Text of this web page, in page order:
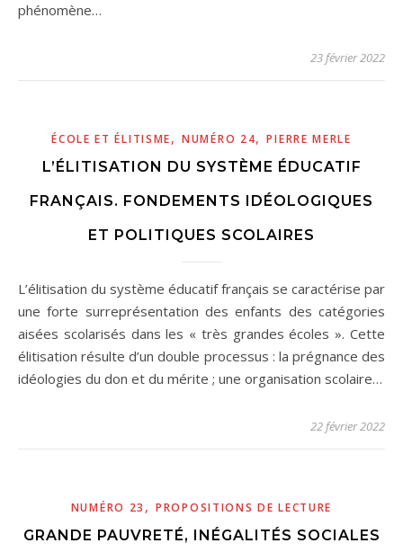
phénomène…
23 février 2022
ÉCOLE ET ÉLITISME,NUMÉRO 24,PIERRE MERLE
L’ÉLITISATION DU SYSTÈME ÉDUCATIF
FRANÇAIS. FONDEMENTS IDÉOLOGIQUES
ET POLITIQUES SCOLAIRES
L’élitisation du système éducatif français se caractérise par
une forte surreprésentation des enfants des catégories
aisées scolarisés dans les « très grandes écoles ». Cette
élitisation résulte d’un double processus : la prégnance des
idéologies du don et du mérite ; une organisation scolaire…
22 février 2022
NUMÉRO 23 ,PROPOSITIONS DE LECTURE
GRANDE PAUVRETÉ, INÉGALITÉS SOCIALES